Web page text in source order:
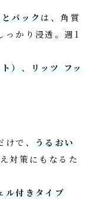
パック は、角質
っかり浸透。週1
） 、
リッツ フッ
で、 うるおい
対策にもなるた
ル付きタイプ